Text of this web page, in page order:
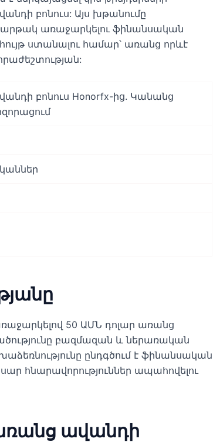
բոնուս: Այս խթանումը
առաջարկելու ֆինանսական
ստանալու համար՝ առանց որևէ
բոնուս Honorfx-ից. Կանանց
50 ԱՄՆ դոլար առանց
բազմազան և ներառական
ընդգծում է ֆինանսական
հնարավորություններ ապահովելու
ավանդի